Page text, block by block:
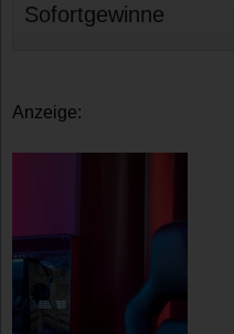
Sofortgewinne
Anzeige: